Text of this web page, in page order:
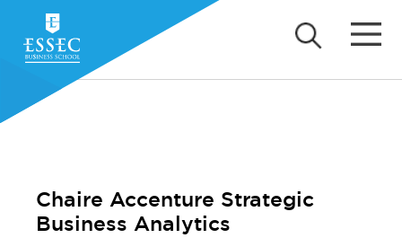
Chaire Accenture Strategic
Business Analytics